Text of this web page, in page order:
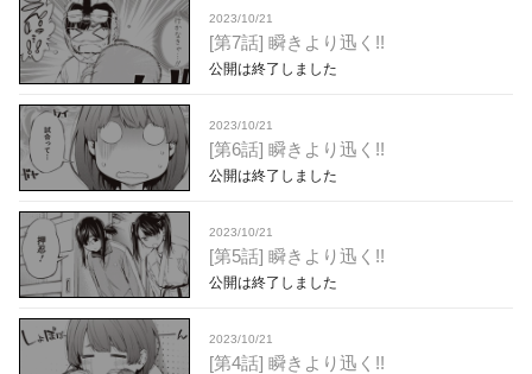
2023/10/21
[第7話] 瞬きより迅く!!
公開は終了しました
2023/10/21
[第6話] 瞬きより迅く!!
公開は終了しました
2023/10/21
[第5話] 瞬きより迅く!!
公開は終了しました
2023/10/21
[第4話] 瞬きより迅く!!